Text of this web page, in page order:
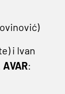
i Ivan
AVAR: